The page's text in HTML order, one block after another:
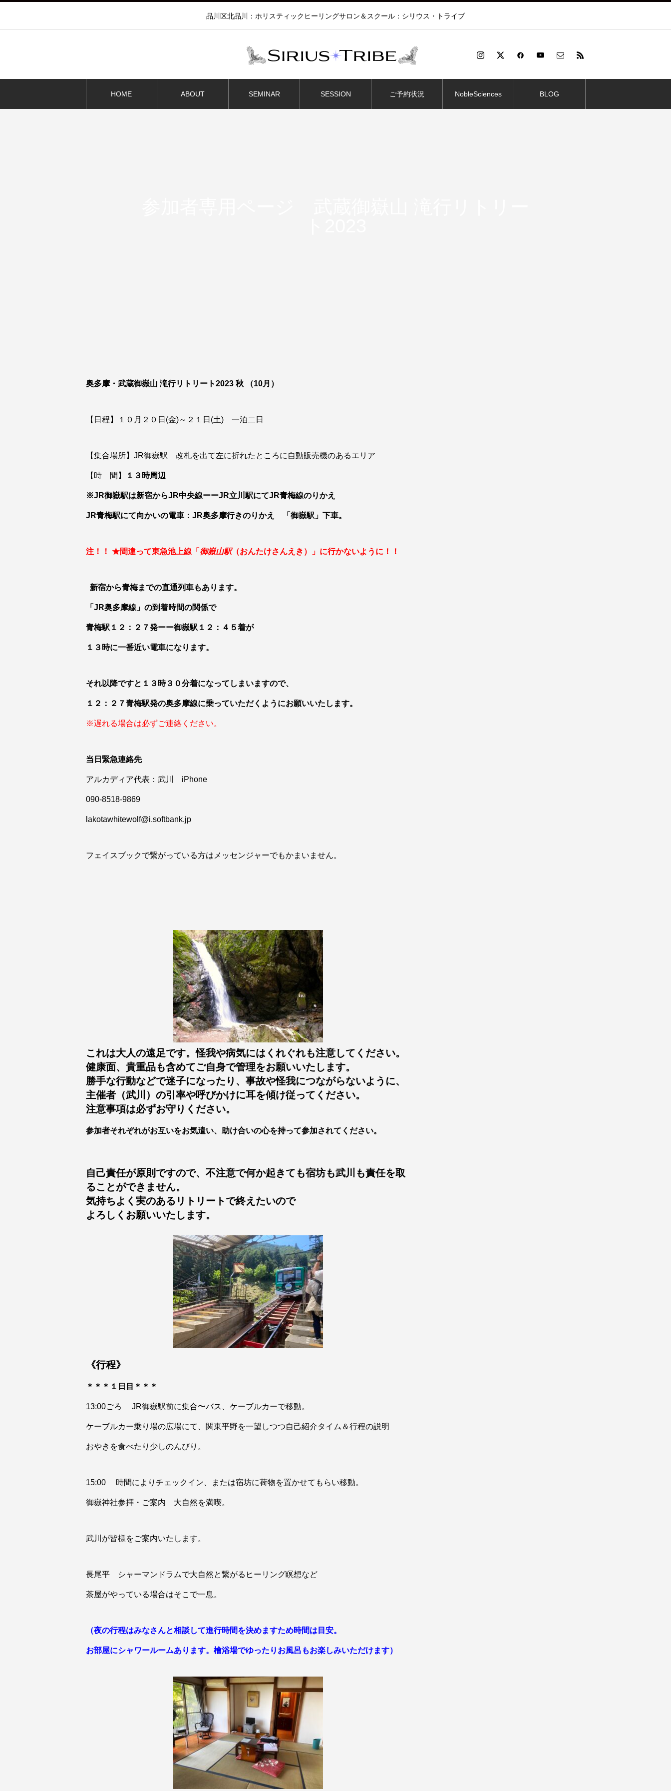
品川区北品川：ホリスティックヒーリングサロン＆スクール：シリウス・トライブ
HOME ABOUT SEMINAR SESSION ご予約状況 NobleSciences BLOG
奥多摩・武蔵御嶽山 滝行リトリート2023 秋 （10月）
【日程】１０月２０日(金)～２１日(土) 一泊二日
【集合場所】JR御嶽駅 改札を出て左に折れたところに自動販売機のあるエリア
【時 間】 １３時周辺
※JR御嶽駅は新宿からJR中央線ーーJR立川駅にてJR青梅線のりかえ
JR青梅駅にて向かいの電車：JR奥多摩行きのりかえ 「御嶽駅」下車。
注！！ ★間違って東急池上線「 御嶽山駅（おんたけさんえき）」に行かないように！！
新宿から青梅までの直通列車もあります。
「JR奥多摩線」の到着時間の関係で
青梅駅１２：２７発ーー御嶽駅１２：４５着が
１３時に一番近い電車になります。
それ以降ですと１３時３０分着になってしまいますので、
１２：２７青梅駅発の奥多摩線に乗っていただくようにお願いいたします。
※遅れる場合は必ずご連絡ください。
当日緊急連絡先
アルカディア代表：武川 iPhone
090-8518-9869
lakotawhitewolf@i.softbank.jp
フェイスブックで繋がっている方はメッセンジャーでもかまいません。
これは大人の遠足です。怪我や病気にはくれぐれも注意してください。
健康面、貴重品も含めてご自身で管理をお願いいたします。
勝手な行動などで迷子になったり、事故や怪我につながらないように、
主催者（武川）の引率や呼びかけに耳を傾け従ってください。
注意事項は必ずお守りください。
参加者それぞれがお互いをお気遣い、助け合いの心を持って参加されてください。
自己責任が原則ですので、不注意で何か起きても宿坊も武川も責任を取
ることができません。
気持ちよく実のあるリトリートで終えたいので
よろしくお願いいたします。
《行程》
＊＊＊１日目＊＊＊
13:00ごろ JR御嶽駅前に集合〜バス、ケーブルカーで移動。
ケーブルカー乗り場の広場にて、関東平野を一望しつつ自己紹介タイム＆行程の説明
おやきを食べたり少しのんびり。
15:00 時間によりチェックイン、または宿坊に荷物を置かせてもらい移動。
御嶽神社参拝・ご案内 大自然を満喫。
武川が皆様をご案内いたします。
長尾平 シャーマンドラムで大自然と繋がるヒーリング瞑想など
茶屋がやっている場合はそこで一息。
（夜の行程はみなさんと相談して進行時間を決めますため時間は目安。
お部屋にシャワールームあります。檜浴場でゆったりお風呂もお楽しみいただけます）